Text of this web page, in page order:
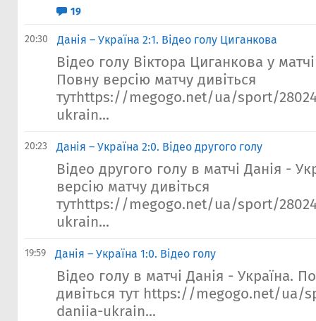
19
20:30 Данія – Україна 2:1. Відео голу Циганкова
Відео голу Віктора Циганкова у
Повну версію матчу дивіться
тутhttps://megogo.net/ua/sport/
ukrain...
20:23 Данія – Україна 2:0. Відео другого голу
Відео другого голу в матчі Данія -
версію матчу дивіться
тутhttps://megogo.net/ua/sport/
ukrain...
19:59 Данія – Україна 1:0. Відео голу
Відео голу в матчі Данія - Україна.
дивіться тут https://megogo.net/ua/
daniia-ukrain...